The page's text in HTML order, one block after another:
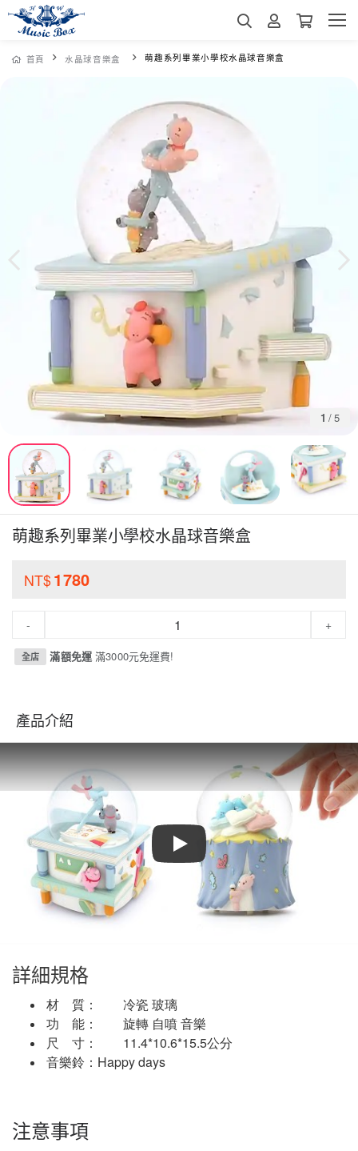
首頁 水晶球音樂盒 萌趣系列畢業小學校水晶球音樂盒
1 /5
萌趣系列畢業小學校水晶球音樂盒
NT$1780
- +
全店 滿額免運滿3000元免運費!
產品介紹
Play
詳細規格
材    質：	冷瓷 玻璃
功    能：	旋轉 自噴 音樂
尺    寸：	11.4*10.6*15.5公分
音樂鈴：Happy days
注意事項